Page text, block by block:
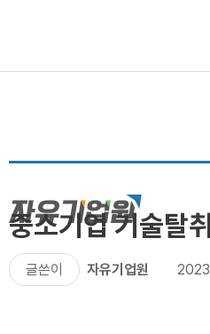
중소기업 기술탈
글쓴이 자유기업원